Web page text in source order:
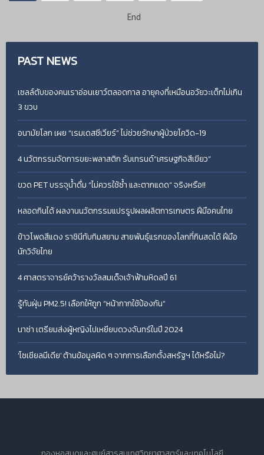
End
PAST NEWS
เซลล์ตับของคนเราอ่อนเยาว์ตลอดกาล อายุคงที่เหมือนอวัยวะเด็กไม่เกิน
3 ขวบ
อนามัยโลก เผย “เรมเดสซีเวียร์” ไม่ช่วยรักษาผู้ป่วยโควิด-19
4 นวัตกรรมจัดการขยะพลาสติก รับเทรนด์“เศรษฐกิจสีเขียว”
ขวด PET บรรจุน้ำดื่ม “ไม่ควรใช้ซ้ำ และตากแดด” จริงหรือ!!
หลอดกินได้ ผลงานนวัตกรรมแปรรูปผลผลิตการเกษตร ฝีมือคนไทย
ข้าวโพดสีแดง ราชินีทับทิมสยาม สายพันธุ์แรกของโลกที่กินสดได้ ฝีมือ
นักวิจัยไทย
4 ศาสตราจารย์คว้ารางวัลสมเด็จเจ้าฟ้ามหิดลปี 61
รู้ทันฝุ่น PM2.5! เลือกให้ถูก “หน้ากากใช้ป้องกัน”
นาซ่า เตรียมส่งผู้หญิงไปเหยียบดวงจันทร์ในปี 2024
'โซเชียลมีเดีย' ต้านข้อมูลผิด ๆ จากการเลือกตั้งสหรัฐฯ ได้หรือไม่?